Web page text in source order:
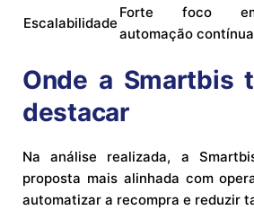
Escalabilidade
Forte foco
automação contínua
Onde a Smartbis
destacar
Na análise realizada, a
proposta mais alinhada com
automatizar a recompra e reduzir